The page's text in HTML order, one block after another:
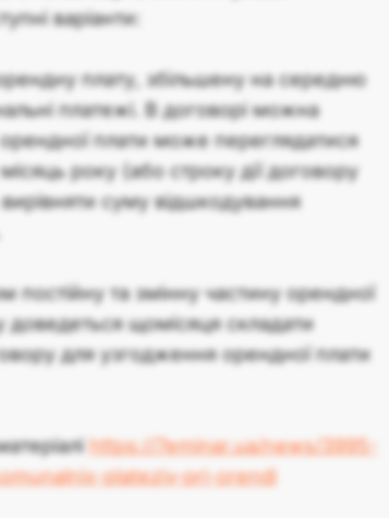
варіанти:
плату, збільшену на середню
платежі. В договорі можна
плати може переглядатися
року (або строку дії договору
суму відшкодування
постійну та змінну частину орендної
щомісяця складати
для узгодження орендної плати
https://7eminar.ua/news/3995-
plateziv-pri-orendi